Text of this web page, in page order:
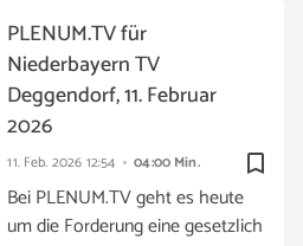
bookmark_border
11. Feb. 2026 12:54 04:00 Min.
PLENUM.TV für
Niederbayern TV
Deggendorf, 11. Februar
2026
Bei PLENUM.TV geht es heute
um die Forderung eine gesetzlich